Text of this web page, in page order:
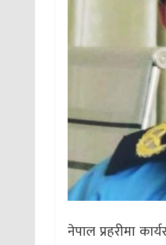
नेपाल प्रहरीमा